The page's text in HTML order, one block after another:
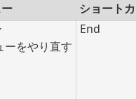
ショート
ーをやり直す
End